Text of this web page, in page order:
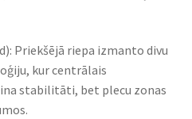
Priekšējā riepa izmanto divu
kur centrālais
stabilitāti, bet plecu zonas